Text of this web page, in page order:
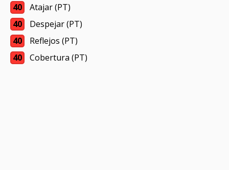
40
Atajar (PT)
40
Despejar (PT)
40
Reflejos (PT)
40
Cobertura (PT)